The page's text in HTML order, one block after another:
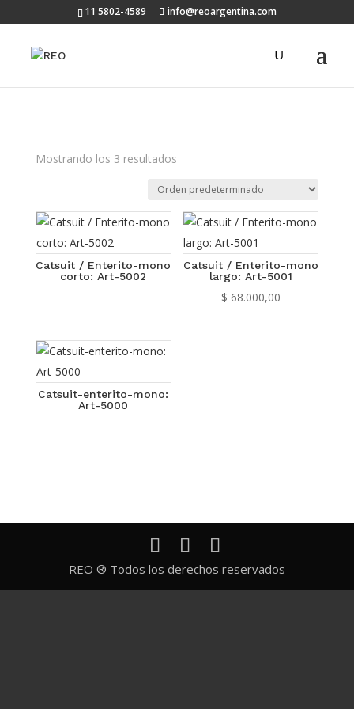
11 5802-4589 info@reoargentina.com
Mostrando los 3 resultados
Catsuit / Enterito-mono
corto: Art-5002
Catsuit / Enterito-mono
largo: Art-5001
$ 68.000,00
Catsuit-enterito-mono:
Art-5000
REO ® Todos los derechos reservados